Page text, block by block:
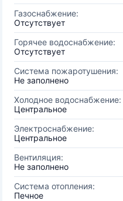
Газоснабжение:
Отсутствует
Горячее водоснабжение:
Отсутствует
Система пожаротушения:
Не заполнено
Холодное водоснабжение:
Центральное
Электроснабжение:
Центральное
Вентиляция:
Не заполнено
Система отопления:
Печное